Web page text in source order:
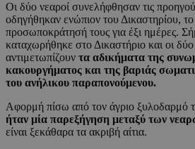
Oι δύο νεαροί συνελήφθησαν τις
οδηγήθηκαν ενώπιον του Δικαστηρίου, το
προσωποκράτησή τους για έξι ημέρες.
καταχωρήθηκε στο Δικαστήριο και οι
αντιμετωπίζουν τα αδικήματα της
κακουργήματος και της βαριάς
του ανήλικου παραπονούμενου.
Αφορμή πίσω από τον άγριο ξυλοδαρμό
ήταν μία παρεξήγηση μεταξύ των
είναι ξεκάθαρα τα ακριβή αίτια.